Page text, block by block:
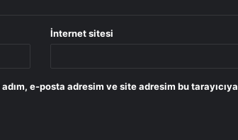
İnternet sitesi
e-posta adresim ve site adresim bu tarayıcıya